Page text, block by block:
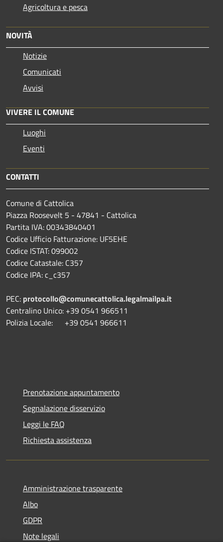
Agricoltura e pesca
NOVITÀ
Notizie
Comunicati
Avvisi
VIVERE IL COMUNE
Luoghi
Eventi
CONTATTI
Comune di Cattolica
Piazza Roosevelt 5 - 47841 - Cattolica
Partita IVA: 00343840401
Codice Ufficio Fatturazione: UF5EHE
Codice ISTAT: 099002
Codice Catastale: C357
Codice IPA: c_c357
PEC: protocollo@comunecattolica.legalmailpa.it
Centralino Unico: +39 0541 966511
Polizia Locale: +39 0541 966611
Prenotazione appuntamento
Segnalazione disservizio
Leggi le FAQ
Richiesta assistenza
Amministrazione trasparente
Albo
GDPR
Note legali